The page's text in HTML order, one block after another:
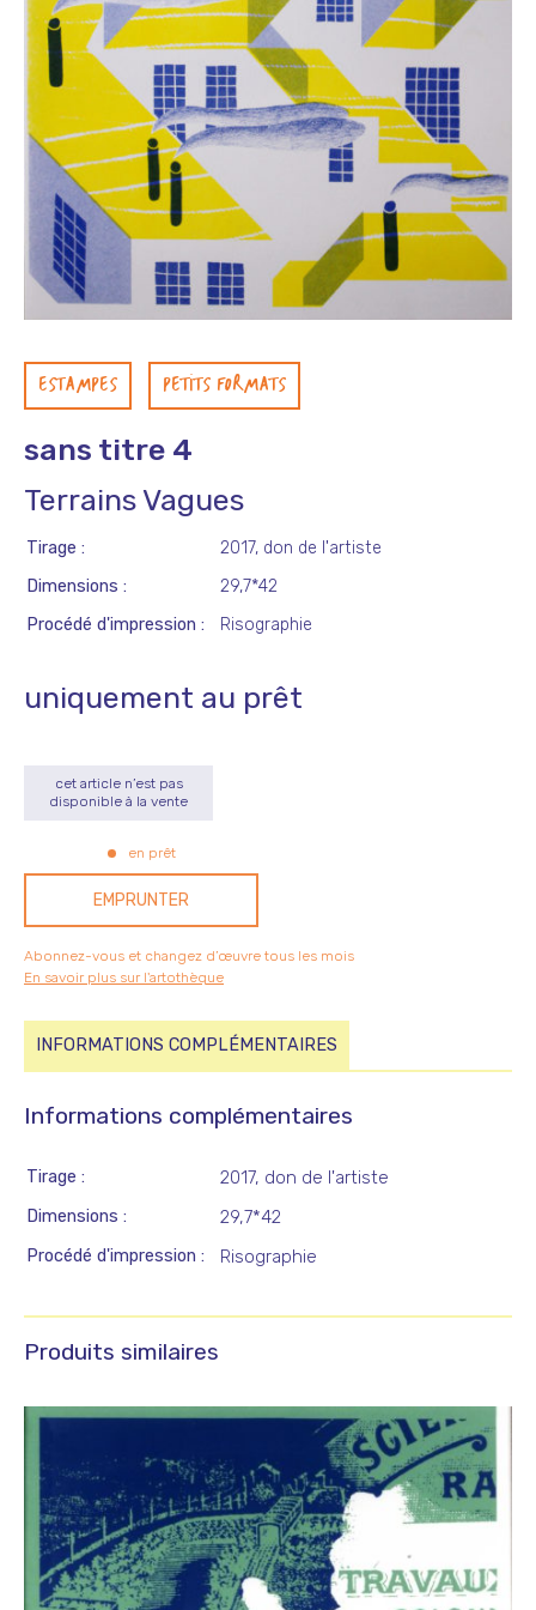
ESTAMPES PETITS FORMATS
sans titre 4
Terrains Vagues
Tirage
2017, don de l'artiste
Dimensions
29,7*42
Procédé d'impression
Risographie
uniquement au prêt
cet article n’est pas
disponible à la vente
en prêt
EMPRUNTER
Abonnez-vous et changez d’œuvre tous les mois
En savoir plus sur l'artothèque
INFORMATIONS COMPLÉMENTAIRES
Informations complémentaires
Tirage 2017, don de l'artiste
Dimensions 29,7*42
Procédé d'impression Risographie
Produits similaires